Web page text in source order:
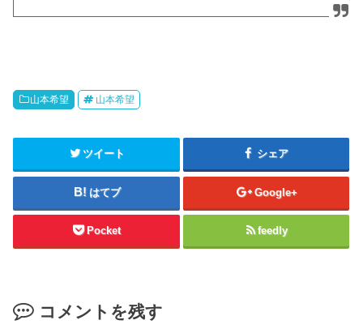
山本希望 山本希望
ツイート シェア
はてブ Google+
Pocket feedly
コメントを残す